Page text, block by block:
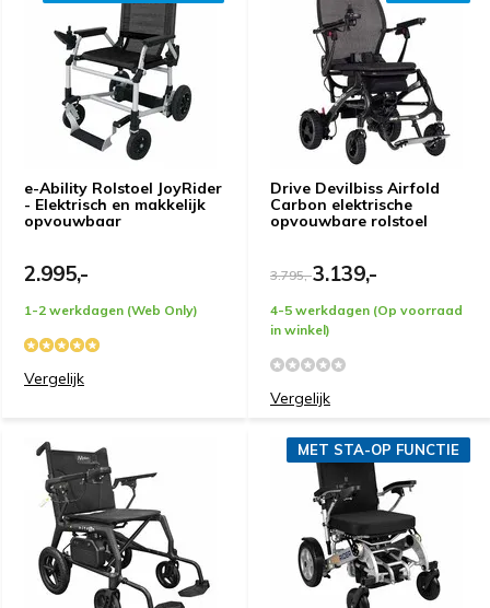
e-Ability Rolstoel JoyRider
- Elektrisch en makkelijk
opvouwbaar
2.995,-
1-2 werkdagen (Web Only)
Vergelijk
Drive Devilbiss Airfold
Carbon elektrische
opvouwbare rolstoel
3.795,-3.139,-
4-5 werkdagen (Op voorraad
in winkel)
Vergelijk
MET STA-OP FUNCTIE